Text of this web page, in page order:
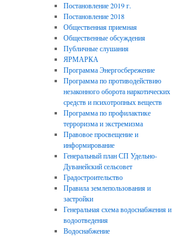
Постановление 2019 г.
Постановление 2018
Общественная приемная
Общественные обсуждения
Публичные слушания
ЯРМАРКА
Программа Энергосбережение
Программа по противодействию
незаконного оборота наркотических
средств и психотропных веществ
Программа по профилактике
терроризма и экстремизма
Правовое просвещение и
информирование
Генеральный план СП Удельно-
Дуванейский сельсовет
Градостроительство
Правила землепользования и
застройки
Генеральная схема водоснабжения и
водоотведения
Водоснабжение